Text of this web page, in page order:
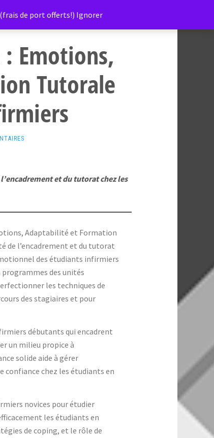
: Emotions,
Tutorale
et du tutorat chez les
Adaptabilité et Formation
de l’encadrement et du tutorat
des étudiants infirmiers
des unités
les techniques de
des stagiaires et pour
débutants qui encadrent
un milieu propice à
solide aide à gérer
confiance chez les étudiants en
novices pour étudier
les étudiants en
de coping, et le rôle de
de port offerts!) Ignorer